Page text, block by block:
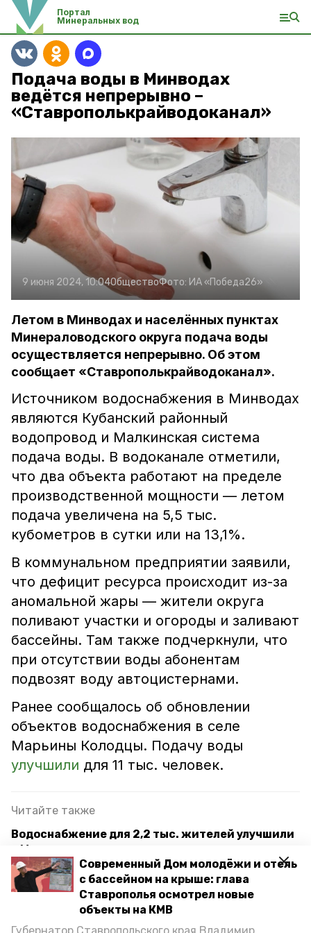
Современный Дом молодёжи и отель
с бассейном на крыше: глава
Ставрополья осмотрел новые
объекты на КМВ
Портал
Минеральных вод
Подача воды в Минводах
ведётся непрерывно –
«Ставрополькрайводоканал»
9 июня 2024, 10:04ОбществоФото: ИА «Победа26»
Летом в Минводах и населённых пунктах
Минераловодского округа подача воды
осуществляется непрерывно. Об этом
сообщает «Ставрополькрайводоканал».
Источником водоснабжения в Минводах
являются Кубанский районный
водопровод и Малкинская система
подача воды. В водоканале отметили,
что два объекта работают на пределе
производственной мощности — летом
подача увеличена на 5,5 тыс.
кубометров в сутки или на 13,1%.
В коммунальном предприятии заявили,
что дефицит ресурса происходит из-за
аномальной жары — жители округа
поливают участки и огороды и заливают
бассейны. Там также подчеркнули, что
при отсутствии воды абонентам
подвозят воду автоцистернами.
Ранее сообщалось об обновлении
объектов водоснабжения в селе
Марьины Колодцы. Подачу воды
улучшили для 11 тыс. человек.
Читайте также
Водоснабжение для 2,2 тыс. жителей улучшили
в Минераловодском округе
Полностью модернизировать систему
водоснабжения планируют на Ставрополье
Качественным водоснабжением обеспечили